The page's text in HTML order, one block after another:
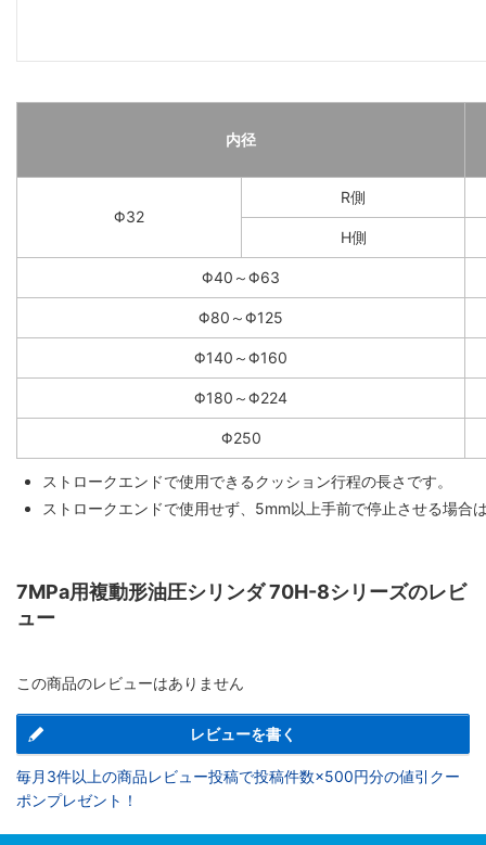
内径
Φ32
R側
H側
Φ40～Φ63
Φ80～Φ125
Φ140～Φ160
Φ180～Φ224
Φ250
ストロークエンドで使用できるクッション行程の長さです。
ストロークエンドで使用せず、5mm以上手前で停止させる場合
7MPa用複動形油圧シリンダ 70H-8シリーズのレビ
ュー
この商品のレビューはありません
レビューを書く
毎月3件以上の商品レビュー投稿で投稿件数×500円分の値引クー
ポンプレゼント！